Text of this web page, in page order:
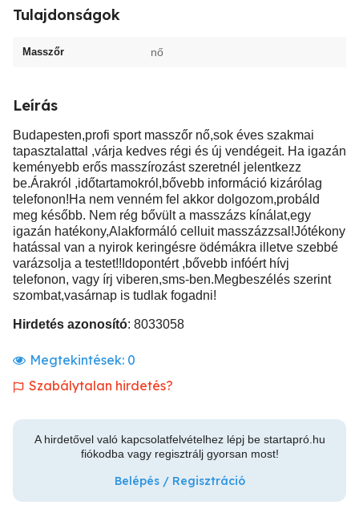
Tulajdonságok
Masszőr nő
Leírás
Budapesten,profi sport masszőr nő,sok éves szakmai
tapasztalattal ,várja kedves régi és új vendégeit. Ha igazán
keményebb erős masszírozást szeretnél jelentkezz
be.Árakról ,időtartamokról,bővebb információ kizárólag
telefonon!Ha nem venném fel akkor dolgozom,probáld
meg később. Nem rég bővült a masszázs kínálat,egy
igazán hatékony,Alakformáló celluit masszázzsal!Jótékony
hatással van a nyirok keringésre ödémákra illetve szebbé
varázsolja a testet!!Idopontért ,bővebb infóért hívj
telefonon, vagy írj viberen,sms-ben.Megbeszélés szerint
szombat,vasárnap is tudlak fogadni!
Hirdetés azonosító: 8033058
Megtekintések: 0
Szabálytalan hirdetés?
A hirdetővel való kapcsolatfelvételhez lépj be startapró.hu
fiókodba vagy regisztrálj gyorsan most!
Belépés / Regisztráció